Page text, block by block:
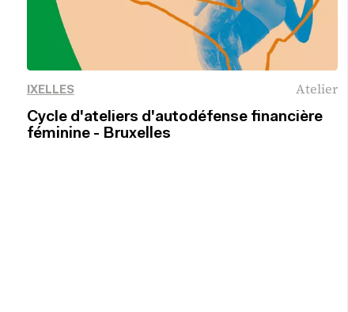
IXELLES Atelier
Cycle d'ateliers d'autodéfense financière
féminine - Bruxelles